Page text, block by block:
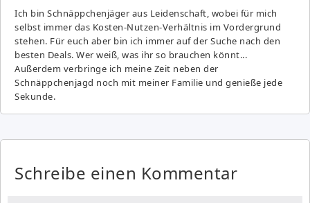
Ich bin Schnäppchenjäger aus Leidenschaft, wobei für mich
selbst immer das Kosten-Nutzen-Verhältnis im Vordergrund
stehen. Für euch aber bin ich immer auf der Suche nach den
besten Deals. Wer weiß, was ihr so brauchen könnt...
Außerdem verbringe ich meine Zeit neben der
Schnäppchenjagd noch mit meiner Familie und genieße jede
Sekunde.
Schreibe einen Kommentar